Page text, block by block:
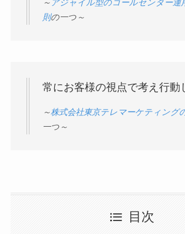
～ アジャイル型のコールセンター運
則の一つ～
常にお客様の視点で考え行動
～株式会社東京テレマーケティング
一つ～
目次